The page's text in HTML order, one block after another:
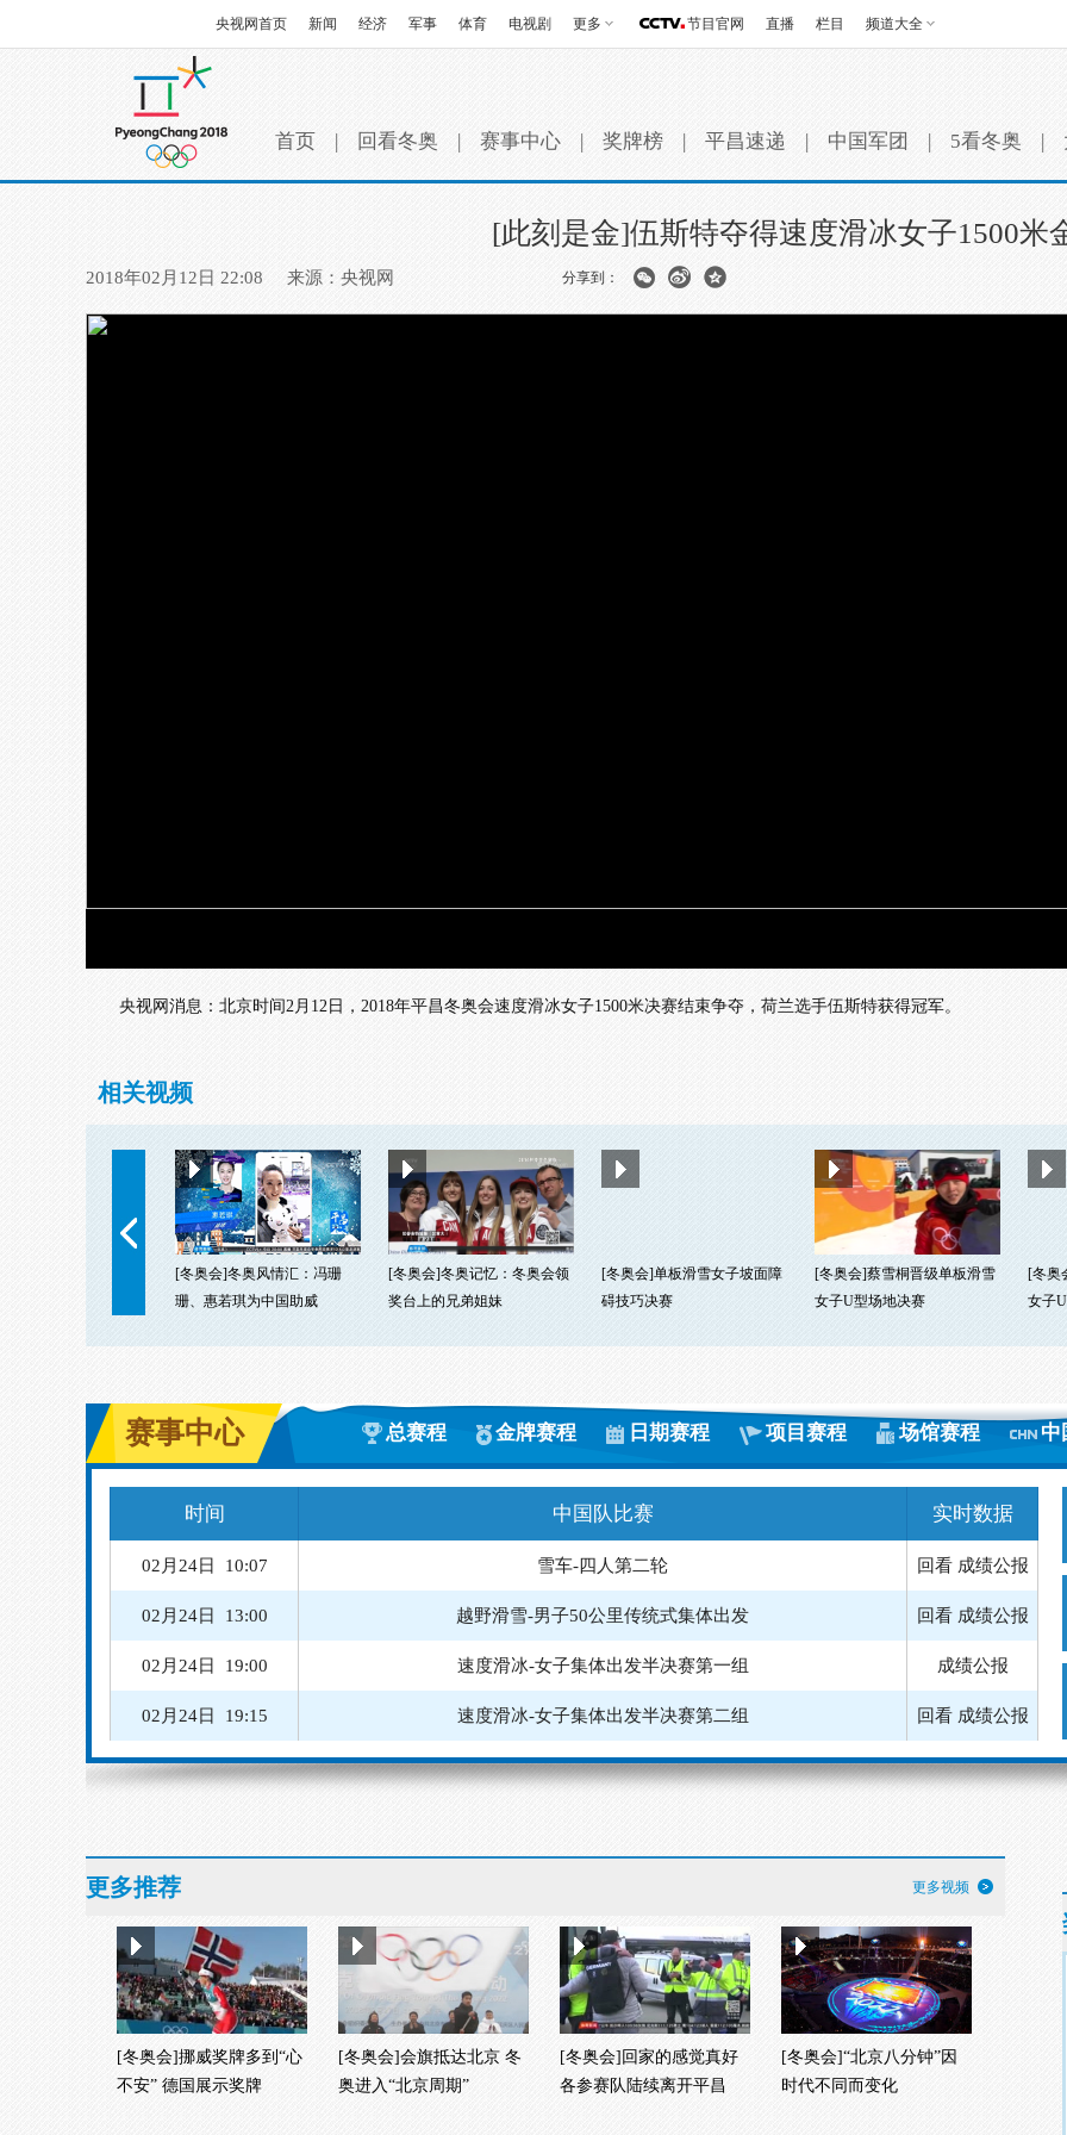
央视网首页 新闻 经济 军事 体育 电视剧 更多 节目官网 直播 栏目 频道大全
首页 | 回看冬奥 | 赛事中心 | 奖牌榜 | 平昌速递 | 中国军团 | 5看冬奥 |
[此刻是金]伍斯特夺得速度滑冰女子1500米
2018年02月12日 22:08 来源：央视网 分享到：
央视网消息：北京时间2月12日，2018年平昌冬奥会速度滑冰女子1500米决赛结束争夺，荷兰选手伍斯特获得冠军。
相关视频
[冬奥会]冬奥风情汇：冯珊
珊、惠若琪为中国助威
[冬奥会]冬奥记忆：冬奥会领
奖台上的兄弟姐妹
[冬奥会]单板滑雪女子坡面障
碍技巧决赛
[冬奥会]蔡雪桐晋级单板滑雪
女子U型场地决赛
[冬奥
女子
赛事中心 总赛程 金牌赛程 日期赛程 项目赛程 场馆赛程 中
时间 中国队比赛 实时数据
02月24日 13:00 越野滑雪-男子50公里传统式集体出发 回看 成绩公报
02月24日 19:00 速度滑冰-女子集体出发半决赛第一组 成绩公报
02月24日 19:15 速度滑冰-女子集体出发半决赛第二组 回看 成绩公报
02月24日 20:00 速度滑冰-男子集体出发半决赛第二组 回看 成绩公报
02月24日 20:30 速度滑冰-女子集体出发决赛 回看 成绩公报
02月25日 08:30 雪车-四人第三轮 回看 成绩公报
02月25日 14:15 越野滑雪-女子30公里传统式集体出发 回看 成绩公报
更多推荐 更多视频
[冬奥会]挪威奖牌多到“心
不安” 德国展示奖牌
[冬奥会]会旗抵达北京 冬
奥进入“北京周期”
[冬奥会]回家的感觉真好
各参赛队陆续离开平昌
[冬奥会]“北京八分钟”因
时代不同而变化